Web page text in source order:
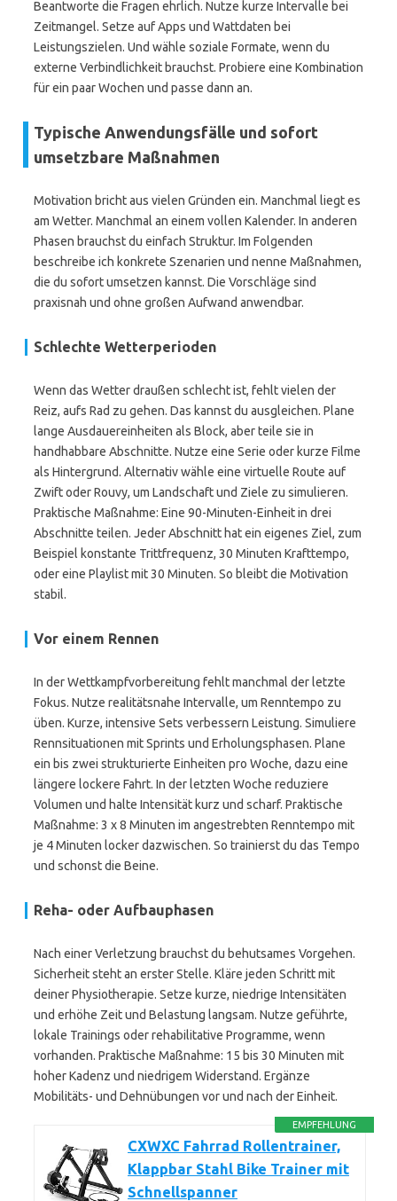
Beantworte die Fragen ehrlich. Nutze kurze Intervalle bei
Zeitmangel. Setze auf Apps und Wattdaten bei
Leistungszielen. Und wähle soziale Formate, wenn du
externe Verbindlichkeit brauchst. Probiere eine Kombination
für ein paar Wochen und passe dann an.
Typische Anwendungsfälle und sofort
umsetzbare Maßnahmen
Motivation bricht aus vielen Gründen ein. Manchmal liegt es
am Wetter. Manchmal an einem vollen Kalender. In anderen
Phasen brauchst du einfach Struktur. Im Folgenden
beschreibe ich konkrete Szenarien und nenne Maßnahmen,
die du sofort umsetzen kannst. Die Vorschläge sind
praxisnah und ohne großen Aufwand anwendbar.
Schlechte Wetterperioden
Wenn das Wetter draußen schlecht ist, fehlt vielen der
Reiz, aufs Rad zu gehen. Das kannst du ausgleichen. Plane
lange Ausdauereinheiten als Block, aber teile sie in
handhabbare Abschnitte. Nutze eine Serie oder kurze Filme
als Hintergrund. Alternativ wähle eine virtuelle Route auf
Zwift oder Rouvy, um Landschaft und Ziele zu simulieren.
Praktische Maßnahme: Eine 90-Minuten-Einheit in drei
Abschnitte teilen. Jeder Abschnitt hat ein eigenes Ziel, zum
Beispiel konstante Trittfrequenz, 30 Minuten Krafttempo,
oder eine Playlist mit 30 Minuten. So bleibt die Motivation
stabil.
Vor einem Rennen
In der Wettkampfvorbereitung fehlt manchmal der letzte
Fokus. Nutze realitätsnahe Intervalle, um Renntempo zu
üben. Kurze, intensive Sets verbessern Leistung. Simuliere
Rennsituationen mit Sprints und Erholungsphasen. Plane
ein bis zwei strukturierte Einheiten pro Woche, dazu eine
längere lockere Fahrt. In der letzten Woche reduziere
Volumen und halte Intensität kurz und scharf. Praktische
Maßnahme: 3 x 8 Minuten im angestrebten Renntempo mit
je 4 Minuten locker dazwischen. So trainierst du das Tempo
und schonst die Beine.
Reha- oder Aufbauphasen
Nach einer Verletzung brauchst du behutsames Vorgehen.
Sicherheit steht an erster Stelle. Kläre jeden Schritt mit
deiner Physiotherapie. Setze kurze, niedrige Intensitäten
und erhöhe Zeit und Belastung langsam. Nutze geführte,
lokale Trainings oder rehabilitative Programme, wenn
vorhanden. Praktische Maßnahme: 15 bis 30 Minuten mit
hoher Kadenz und niedrigem Widerstand. Ergänze
Mobilitäts- und Dehnübungen vor und nach der Einheit.
EMPFEHLUNG
CXWXC Fahrrad Rollentrainer,
Klappbar Stahl Bike Trainer mit
Schnellspanner